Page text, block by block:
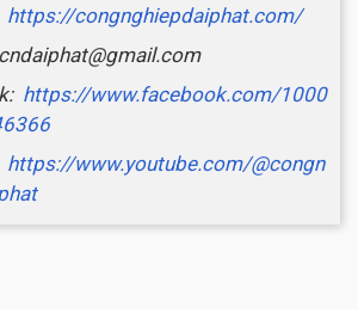
https://congnghiepdaiphat.com/
https://www.facebook.com/1000
https://www.youtube.com/@congn